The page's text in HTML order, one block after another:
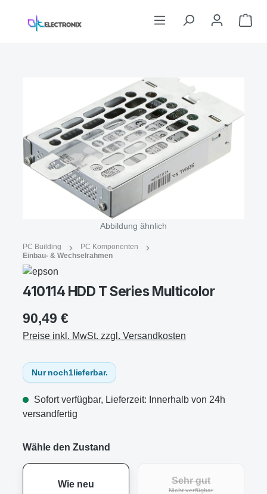
Zum Hauptinhalt springen
Bildergalerie überspringen
Abbildung ähnlich
PC Building
PC Komponenten
Einbau- & Wechselrahmen
410114 HDD T Series Multicolor
90,49 €
Preise inkl. MwSt. zzgl. Versandkosten
Nur noch1lieferbar.
Sofort verfügbar, Lieferzeit: Innerhalb von 24h
versandfertig
Wähle den Zustand
Wie neu Sehr gut
Nicht verfügbar